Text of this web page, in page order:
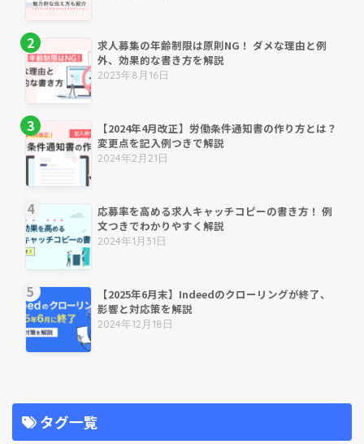
求人募集の年齢制限は原則NG！ ダメな理由と例
外、効果的な書き方を解説
2023年8月16日
【2024年4月改正】労働条件通知書の作り方とは？
変更点を記入例つきで解説
2024年2月21日
応募率を高める求人キャッチコピーの書き方！ 例
文つきでわかりやすく解説
2024年1月31日
【2025年6月末】Indeedのクローリングが終了、
影響と対応策を解説
2024年12月18日
タグ一覧